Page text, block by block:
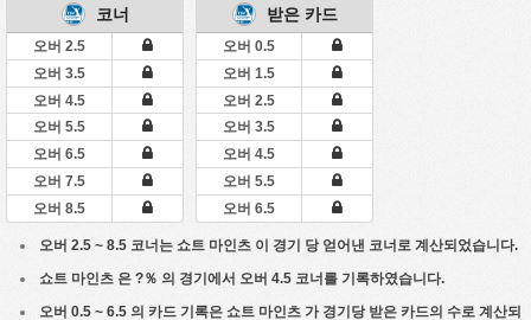
코너
오버 2.5
오버 3.5
오버 4.5
오버 5.5
오버 6.5
오버 7.5
오버 8.5
받은 카드
오버 0.5
오버 1.5
오버 2.5
오버 3.5
오버 4.5
오버 5.5
오버 6.5
오버 2.5 ~ 8.5 코너는 쇼트 마인츠 이 경기 당 얻어낸 코너로 계산되었습니다.
쇼트 마인츠 은 ?％ 의 경기에서 오버 4.5 코너를 기록하였습니다.
오버 0.5 ~ 6.5 의 카드 기록은 쇼트 마인츠 가 경기당 받은 카드의 수로 계산되